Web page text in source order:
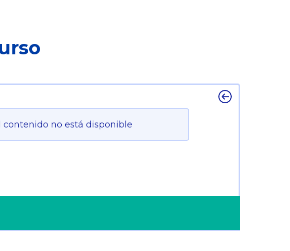
contenido no está disponible